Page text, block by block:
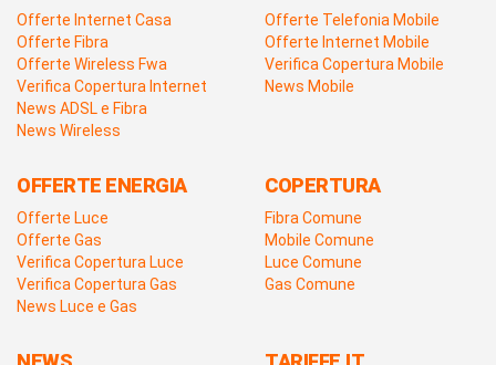
Offerte Internet Casa
Offerte Fibra
Offerte Wireless Fwa
Verifica Copertura Internet
News ADSL e Fibra
News Wireless
Offerte Telefonia Mobile
Offerte Internet Mobile
Verifica Copertura Mobile
News Mobile
OFFERTE ENERGIA
Offerte Luce
Offerte Gas
Verifica Copertura Luce
Verifica Copertura Gas
News Luce e Gas
COPERTURA
Fibra Comune
Mobile Comune
Luce Comune
Gas Comune